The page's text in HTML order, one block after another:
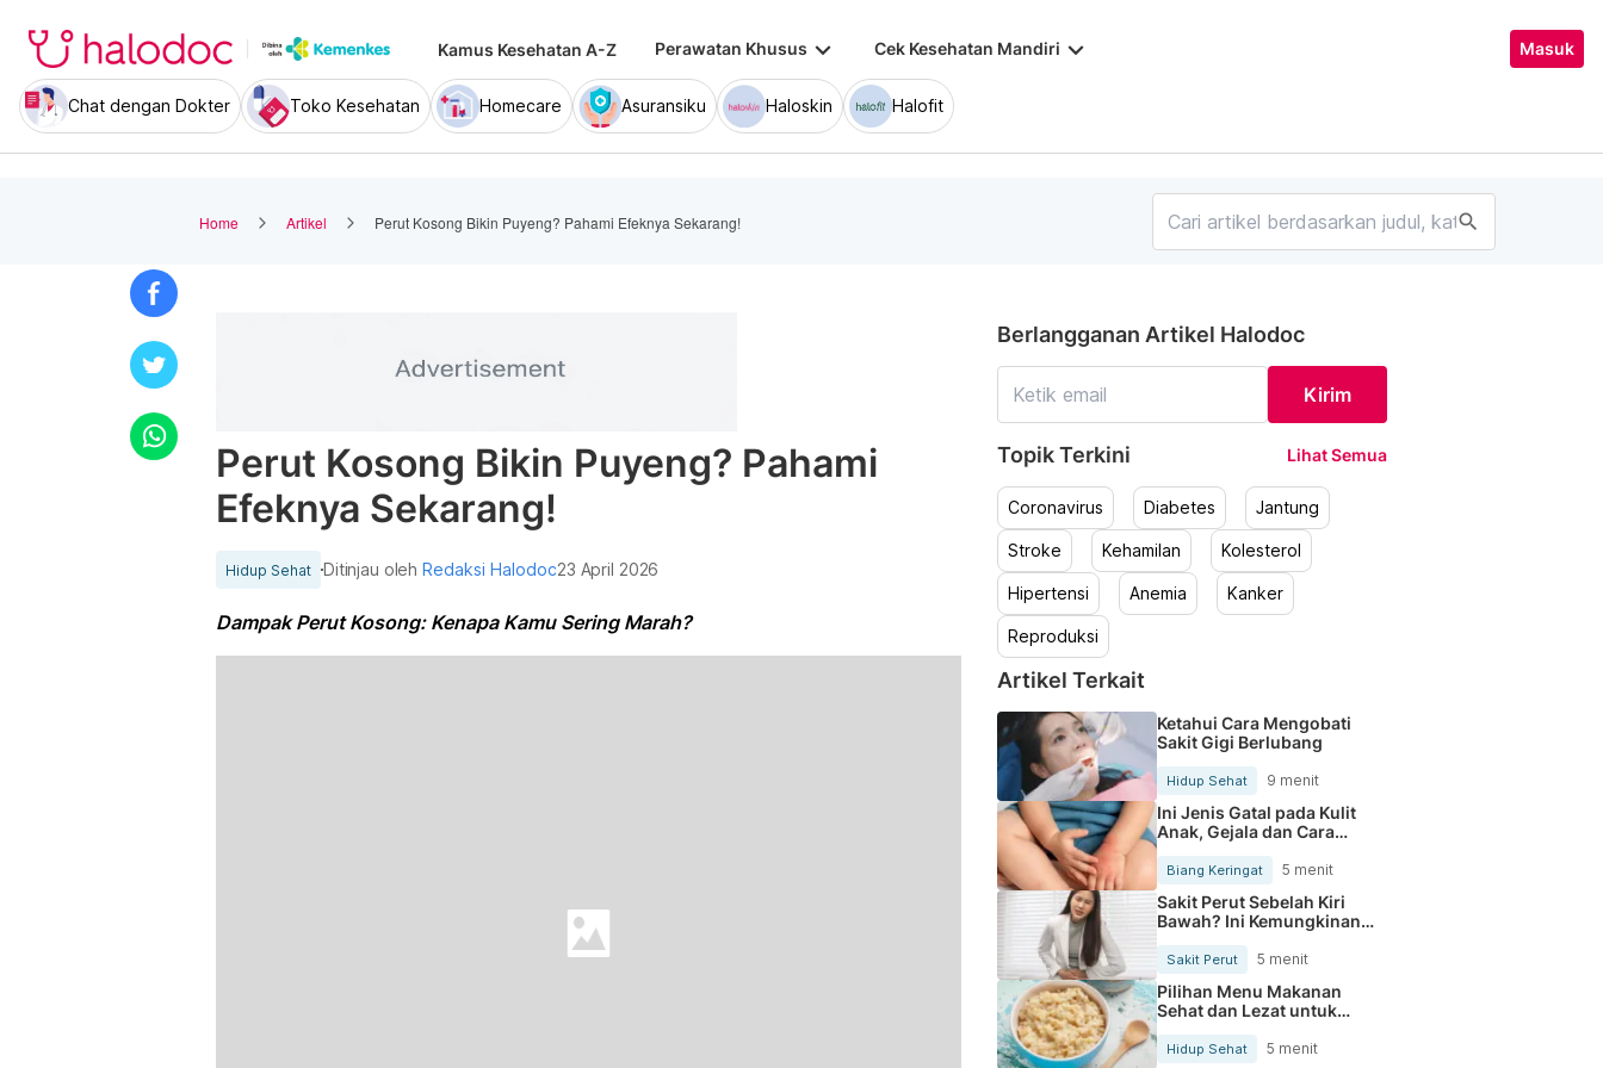
Kamus Kesehatan A-Z Perawatan Khusus keyboard_arrow_down Cek Kesehatan Mandiri keyboard_arrow_down Masuk
Chat dengan Dokter Toko Kesehatan Homecare Asuransiku Haloskin Halofit
Home Artikel Perut Kosong Bikin Puyeng? Pahami Efeknya Sekarang! search
Perut Kosong Bikin Puyeng? Pahami
Efeknya Sekarang!
Hidup Sehat Ditinjau olehRedaksi Halodoc23 April 2026
Dampak Perut Kosong: Kenapa Kamu Sering Marah?
Berlangganan Artikel Halodoc
Kirim
Topik Terkini Lihat Semua
Coronavirus Diabetes Jantung
Stroke Kehamilan Kolesterol
Hipertensi Anemia Kanker
Reproduksi
Artikel Terkait
Ketahui Cara Mengobati
Sakit Gigi Berlubang
Hidup Sehat 9 menit
Ini Jenis Gatal pada Kulit
Anak, Gejala dan Cara
Mengobatinya
Biang Keringat 5 menit
Sakit Perut Sebelah Kiri
Bawah? Ini Kemungkinan
Sakit Perut 5 menit
Pilihan Menu Makanan
Sehat dan Lezat untuk
Mengurangi Kolesterol
Hidup Sehat 5 menit